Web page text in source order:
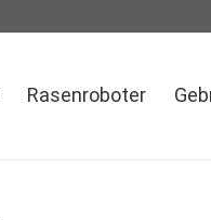
Rasenroboter